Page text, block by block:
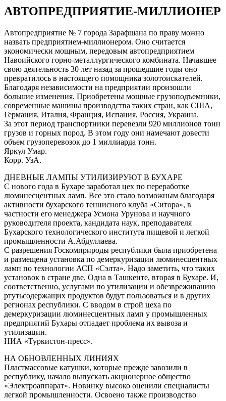
АВТОПРЕДПРИЯТИЕ-МИЛЛИОНЕР
Автопредприятие № 7 города Зарафшана по праву можно
назвать предприятием-миллионером. Оно считается
экономически мощным, передовым автопредприятием
Навоийского горно-металлургического комбината. Начавшее
свою деятельность 30 лет назад за прошедшие годы оно
превратилось в настоящего помощника золотоискателей.
Благодаря независимости на предприятии произошли
большие изменения. Приобретены мощные грузоподъемники,
современные машины производства таких стран, как США,
Германия, Италия, Франция, Испания, Россия, Украина.
За этот период транспортники перевезли 920 миллионов тонн
грузов и горных пород. В этом году они намечают довести
объем грузоперевозок до 1 миллиарда тонн.
Яркул Умар.
Корр. УзА.
ДНЕВНЫЕ ЛАМПЫ УТИЛИЗИРУЮТ В БУХАРЕ
С нового года в Бухаре заработал цех по переработке
люминесцентных ламп. Все это стало возможным благодаря
активности бухарского теннисного клуба «Ситора», в
частности его менеджера Усмона Урунова и научного
руководителя проекта, кандидата наук, преподавателя
Бухарского технологического института пищевой и легкой
промышленности А.Абдуллаева.
С разрешения Госкомприроды республики была приобретена
и размещена установка по демеркуризации люминесцентных
ламп по технологии АСП «Сэлта». Надо заметить, что таких
установок в стране две. Одна в Ташкенте, вторая в Бухаре. И,
соответственно, услугами по утилизации и обезвреживанию
ртутьсодержащих продуктов будут пользоваться и в других
регионах республики. С вводом в строй цеха по
демеркуризации люминесцентных ламп у промышленных
предприятий Бухары отпадает проблема их вывоза и
утилизации.
НИА «Туркистон-пресс».
НА ОБНОВЛЕННЫХ ЛИНИЯХ
Пластмассовые катушки, которые прежде завозили в
республику, начало выпускать акционерное общество
«Электроаппарат». Новинку высоко оценили специалисты
легкой промышленности. Освоено также производство